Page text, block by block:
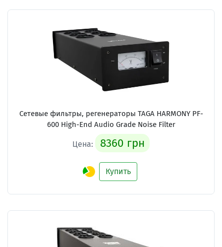
Сетевые фильтры, регенераторы TAGA HARMONY PF-
600 High-End Audio Grade Noise Filter
Цена: 8360 грн
Купить